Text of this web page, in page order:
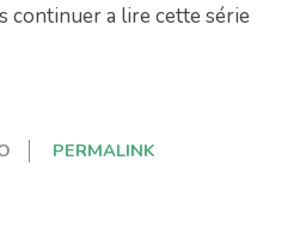
continuer a lire cette série
PERMALINK